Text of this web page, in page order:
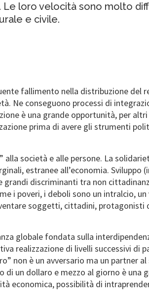
loro velocità sono molto
e civile.
fallimento nella distribuzione del
Ne conseguono processi di
è una grande opportunità, per altri
prima di avere gli strumenti
società e alle persone. La
estranee all’economia. Sviluppo
grandi discriminanti tra non
i poveri, i deboli sono un intralcio,
soggetti, cittadini, protagonisti
globale fondata sulla
realizzazione di livelli successivi di
non è un avversario ma un partner
un dollaro e mezzo al giorno è una
economica, possibilità di